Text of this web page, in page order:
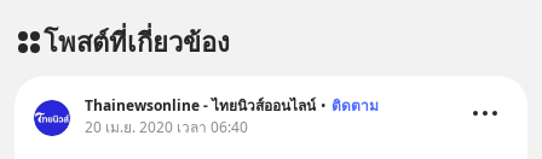
โพสต์ที่เกี่ยวข้อง
Thainewsonline - ไทยนิวส์ออนไลน์ • ติดตาม
20 เม.ย. 2020 เวลา 06:40